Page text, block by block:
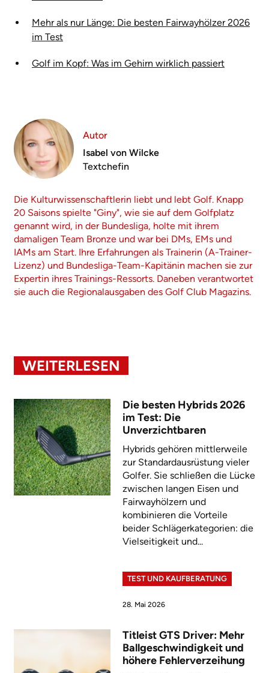
Mehr als nur Länge: Die besten Fairwayhölzer 2026
im Test
Golf im Kopf: Was im Gehirn wirklich passiert
Autor
Isabel von Wilcke
Textchefin
Die Kulturwissenschaftlerin liebt und lebt Golf. Knapp
20 Saisons spielte "Giny", wie sie auf dem Golfplatz
genannt wird, in der Bundesliga, holte mit ihrem
damaligen Team Bronze und war bei DMs, EMs und
IAMs am Start. Ihre Erfahrungen als Trainerin (A-Trainer-
Lizenz) und Bundesliga-Team-Kapitänin machen sie zur
Expertin ihres Trainings-Ressorts. Daneben verantwortet
sie auch die Regionalausgaben des Golf Club Magazins.
WEITERLESEN
Die besten Hybrids 2026
im Test: Die
Unverzichtbaren
Hybrids gehören mittlerweile
zur Standardausrüstung vieler
Golfer. Sie schließen die Lücke
zwischen langen Eisen und
Fairwayhölzern und
kombinieren die Vorteile
beider Schlägerkategorien: die
Vielseitigkeit und...
TEST UND KAUFBERATUNG
28. Mai 2026
Titleist GTS Driver: Mehr
Ballgeschwindigkeit und
höhere Fehlerverzeihung